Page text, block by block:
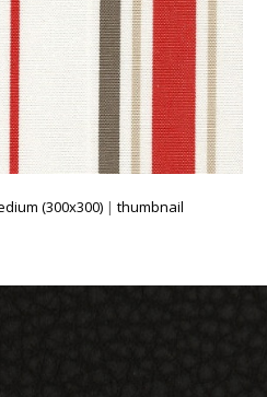
(300x300) |thumbnail